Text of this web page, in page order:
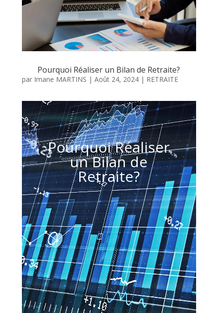
Pourquoi Réaliser un Bilan de Retraite?
par Imane MARTINS | Août 24, 2024| RETRAITE
Lecteur
vidéo
Pourquoi Réaliser
un Bilan de
Retraite?